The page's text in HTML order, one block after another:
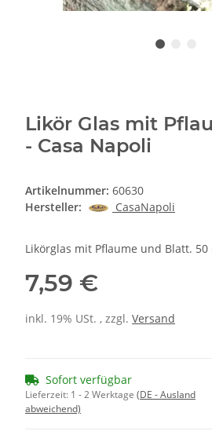
Likör Glas mit
- Casa Napoli
Artikelnummer: 60630
Hersteller:
CasaNapoli
Likörglas mit Pflaume und Blatt. 50
7,59 €
inkl. 19% USt. , zzgl. Versand
Sofort verfügbar
Lieferzeit: 1 - 2 Werktage (DE - Ausland
abweichend)